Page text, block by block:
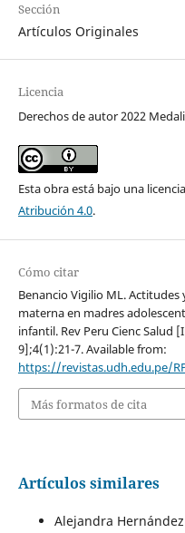
Sección
Artículos Originales
Licencia
Derechos de autor 2022
Esta obra está bajo una
Atribución 4.0.
Cómo citar
Benancio Vigilio ML.
materna en madres
infantil. Rev Peru Cienc Salud
9];4(1):21-7. Available from:
https://revistas.udh.edu.pe/
Más formatos de cita
Artículos similares
Alejandra